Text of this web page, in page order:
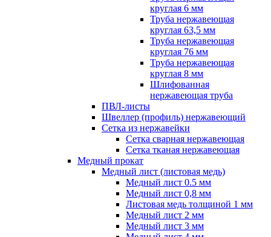
круглая 6 мм
Труба нержавеющая
круглая 63,5 мм
Труба нержавеющая
круглая 76 мм
Труба нержавеющая
круглая 8 мм
Шлифованная
нержавеющая труба
ПВЛ-листы
Швеллер (профиль) нержавеющий
Сетка из нержавейки
Сетка сварная нержавеющая
Сетка тканая нержавеющая
Медный прокат
Медный лист (листовая медь)
Медный лист 0.5 мм
Медный лист 0,8 мм
Листовая медь толщиной 1 мм
Медный лист 2 мм
Медный лист 3 мм